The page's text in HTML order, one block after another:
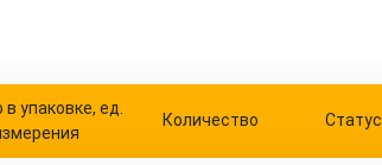
в упаковке, ед.
Количество Статус